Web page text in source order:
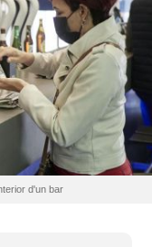
d'un bar